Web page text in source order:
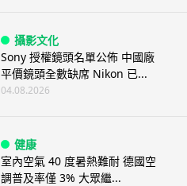
攝影文化
Sony 授權鏡頭名單公佈 中國廠
平價鏡頭全數缺席 Nikon 已...
04.08.2026
健康
室內空氣 40 度暑熱難耐 德國空
調普及率僅 3% 大眾繼...